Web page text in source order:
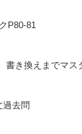
P80-81
き換えまでマス
去問